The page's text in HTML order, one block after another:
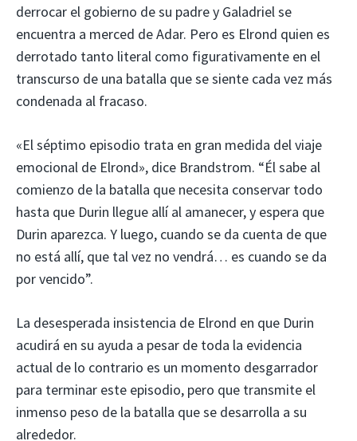
derrocar el gobierno de su padre y Galadriel se
encuentra a merced de Adar. Pero es Elrond quien es
derrotado tanto literal como figurativamente en el
transcurso de una batalla que se siente cada vez más
condenada al fracaso.
«El séptimo episodio trata en gran medida del viaje
emocional de Elrond», dice Brandstrom. “Él sabe al
comienzo de la batalla que necesita conservar todo
hasta que Durin llegue allí al amanecer, y espera que
Durin aparezca. Y luego, cuando se da cuenta de que
no está allí, que tal vez no vendrá… es cuando se da
por vencido”.
La desesperada insistencia de Elrond en que Durin
acudirá en su ayuda a pesar de toda la evidencia
actual de lo contrario es un momento desgarrador
para terminar este episodio, pero que transmite el
inmenso peso de la batalla que se desarrolla a su
alrededor.